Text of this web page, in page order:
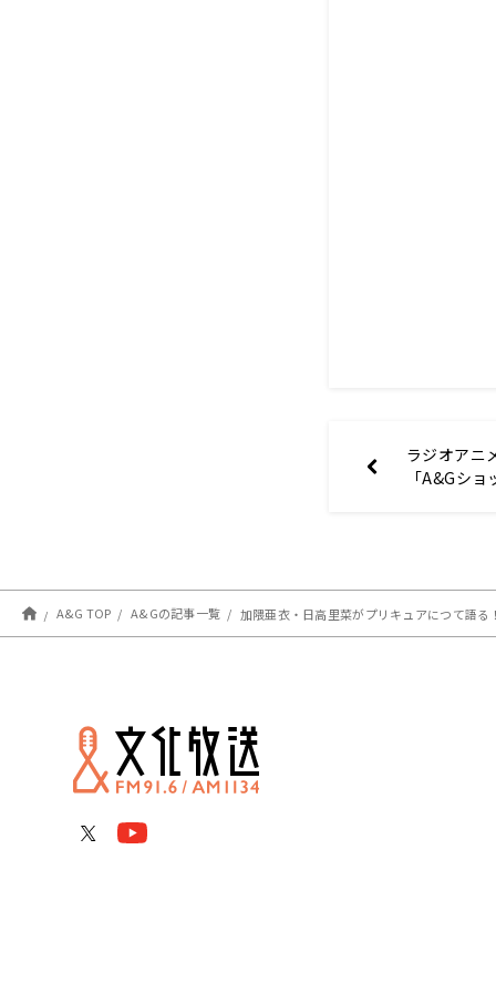
ラジオアニ
「A&Gシ
A&G TOP A&Gの記事一覧 加隈亜衣・日高里菜がプリキュアにつて語